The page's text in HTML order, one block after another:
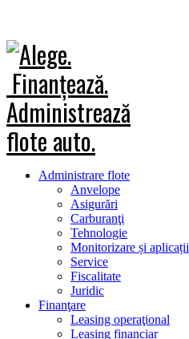
Administrare flote
Anvelope
Asigurări
Carburanţi
Tehnologie
Monitorizare și aplicații
Service
Fiscalitate
Juridic
Finanţare
Leasing operaţional
Leasing financiar